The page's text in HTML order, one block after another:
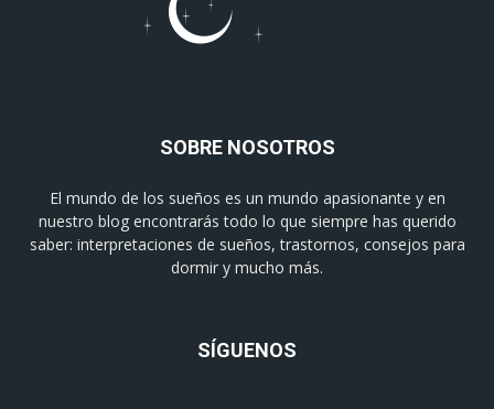
SOBRE NOSOTROS
El mundo de los sueños es un mundo apasionante y en
nuestro blog encontrarás todo lo que siempre has querido
saber: interpretaciones de sueños, trastornos, consejos para
dormir y mucho más.
SÍGUENOS